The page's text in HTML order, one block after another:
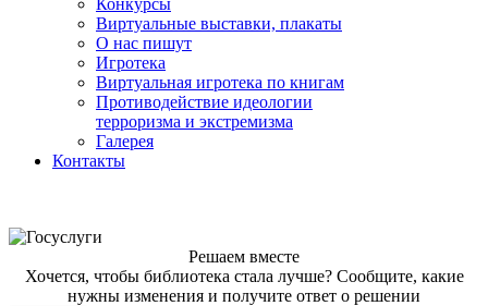
Конкурсы
Виртуальные выставки, плакаты
О нас пишут
Игротека
Виртуальная игротека по книгам
Противодействие идеологии
терроризма и экстремизма
Галерея
Контакты
Решаем вместе
Хочется, чтобы библиотека стала лучше? Сообщите, какие
нужны изменения и получите ответ о решении